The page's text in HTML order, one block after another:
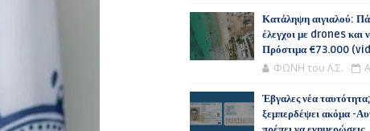
Κατάληψη αιγιαλού:
έλεγχοι με drones και
Πρόστιμα €73.000
ΦΩΝΗ του Λ.Σ.
Έβγαλες νέα
ξεμπερδέψει ακόμα -